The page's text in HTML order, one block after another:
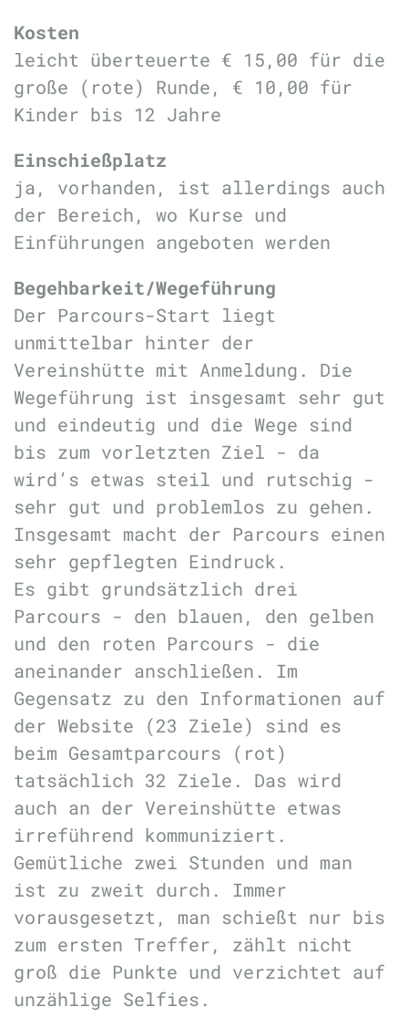
Kosten
leicht überteuerte € 15,00 für die
große (rote) Runde, € 10,00 für
Kinder bis 12 Jahre
Einschießplatz
ja, vorhanden, ist allerdings auch
der Bereich, wo Kurse und
Einführungen angeboten werden
Begehbarkeit/Wegeführung
Der Parcours-Start liegt
unmittelbar hinter der
Vereinshütte mit Anmeldung. Die
Wegeführung ist insgesamt sehr gut
und eindeutig und die Wege sind
bis zum vorletzten Ziel - da
wird’s etwas steil und rutschig -
sehr gut und problemlos zu gehen.
Insgesamt macht der Parcours einen
sehr gepflegten Eindruck.
Es gibt grundsätzlich drei
Parcours - den blauen, den gelben
und den roten Parcours - die
aneinander anschließen. Im
Gegensatz zu den Informationen auf
der Website (23 Ziele) sind es
beim Gesamtparcours (rot)
tatsächlich 32 Ziele. Das wird
auch an der Vereinshütte etwas
irreführend kommuniziert.
Gemütliche zwei Stunden und man
ist zu zweit durch. Immer
vorausgesetzt, man schießt nur bis
zum ersten Treffer, zählt nicht
groß die Punkte und verzichtet auf
unzählige Selfies.